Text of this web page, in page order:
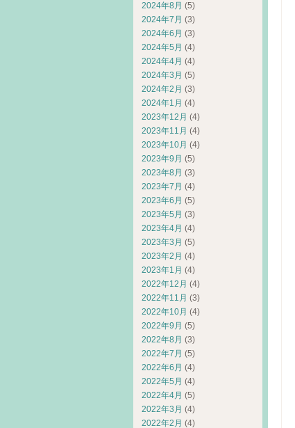
2024年8月 (5)
2024年7月 (3)
2024年6月 (3)
2024年5月 (4)
2024年4月 (4)
2024年3月 (5)
2024年2月 (3)
2024年1月 (4)
2023年12月 (4)
2023年11月 (4)
2023年10月 (4)
2023年9月 (5)
2023年8月 (3)
2023年7月 (4)
2023年6月 (5)
2023年5月 (3)
2023年4月 (4)
2023年3月 (5)
2023年2月 (4)
2023年1月 (4)
2022年12月 (4)
2022年11月 (3)
2022年10月 (4)
2022年9月 (5)
2022年8月 (3)
2022年7月 (5)
2022年6月 (4)
2022年5月 (4)
2022年4月 (5)
2022年3月 (4)
2022年2月 (4)